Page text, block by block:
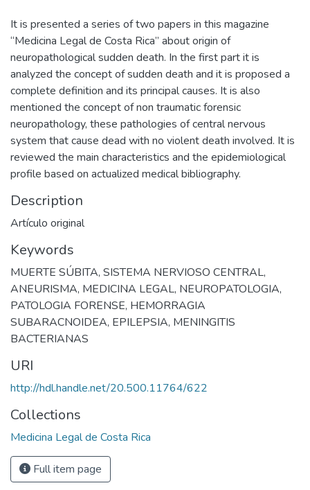
It is presented a series of two papers in this magazine
“Medicina Legal de Costa Rica” about origin of
neuropathological sudden death. In the first part it is
analyzed the concept of sudden death and it is proposed a
complete definition and its principal causes. It is also
mentioned the concept of non traumatic forensic
neuropathology, these pathologies of central nervous
system that cause dead with no violent death involved. It is
reviewed the main characteristics and the epidemiological
profile based on actualized medical bibliography.
Description
Artículo original
Keywords
MUERTE SÚBITA, SISTEMA NERVIOSO CENTRAL,
ANEURISMA, MEDICINA LEGAL, NEUROPATOLOGIA,
PATOLOGIA FORENSE, HEMORRAGIA
SUBARACNOIDEA, EPILEPSIA, MENINGITIS
BACTERIANAS
URI
http://hdl.handle.net/20.500.11764/622
Collections
Medicina Legal de Costa Rica
Full item page